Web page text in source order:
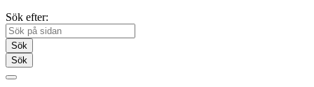
Sök efter:
Sök
Sök